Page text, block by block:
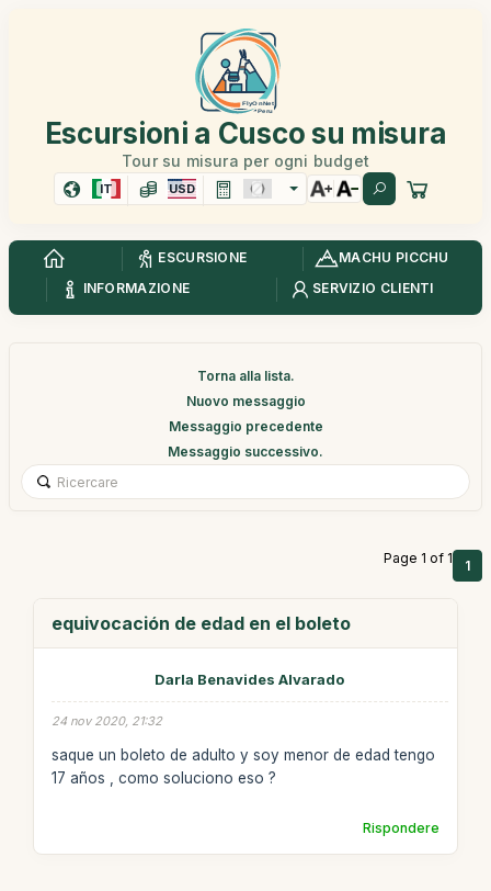
Escursioni a Cusco su misura
Tour su misura per ogni budget
IT USD
ESCURSIONE
MACHU PICCHU
INFORMAZIONE
SERVIZIO CLIENTI
Torna alla lista.
Nuovo messaggio
Messaggio precedente
Messaggio successivo.
Page 1 of 1 1
equivocación de edad en el boleto
Darla Benavides Alvarado
24 nov 2020, 21:32
saque un boleto de adulto y soy menor de edad tengo
17 años , como soluciono eso ?
Rispondere